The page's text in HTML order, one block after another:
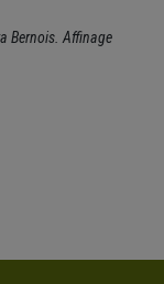
Bernois. Affinage